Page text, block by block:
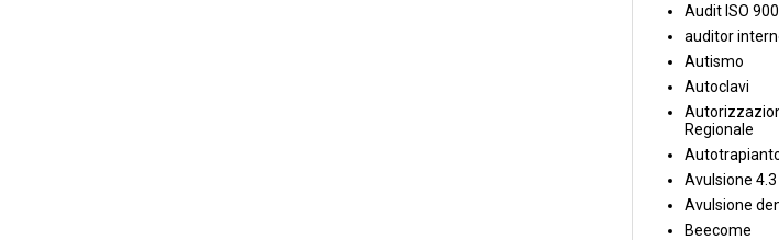
Audit ISO
auditor
Autismo
Autoclavi
Regionale
Avulsione 4.3
Avulsione
Beecome